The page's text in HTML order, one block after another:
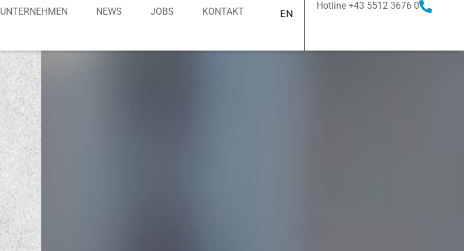
UNTERNEHMEN NEWS JOBS KONTAKT EN
Hotline +43 5512 3676 0